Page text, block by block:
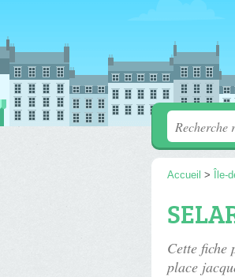
Accueil > Île-
Cette fiche
place